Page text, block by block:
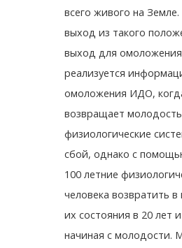
всего живого на
выход из такого
выход для омоложения
реализуется
омоложения ИДО,
возвращает молодость
физиологические
сбой, однако с
100 летние
человека возвратить
их состояния в 20 лет
начиная с молодости.